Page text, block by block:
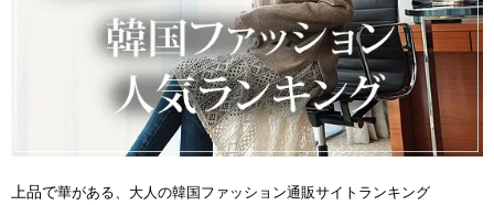
上品で華がある、大人の韓国ファッション通販サイトランキング